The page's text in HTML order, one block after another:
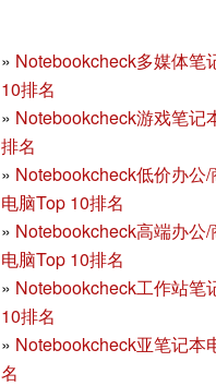
» Notebookcheck多媒体笔
10排名
» Notebookcheck游戏笔记
排名
» Notebookcheck低价办公
电脑Top 10排名
» Notebookcheck高端办公
电脑Top 10排名
» Notebookcheck工作站笔
10排名
» Notebookcheck亚笔记本
名